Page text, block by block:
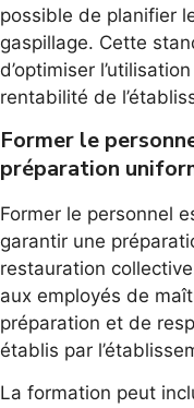
possible de planifier
gaspillage. Cette
d’optimiser
rentabilité de
Former le
préparation
Former le personnel
garantir une
restauration
aux employés de
préparation et de
établis par
La formation peut